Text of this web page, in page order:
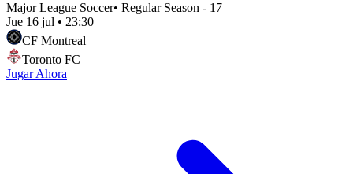
Major League Soccer• Regular Season - 17
Jue 16 jul • 23:30
CF Montreal
Toronto FC
Jugar Ahora